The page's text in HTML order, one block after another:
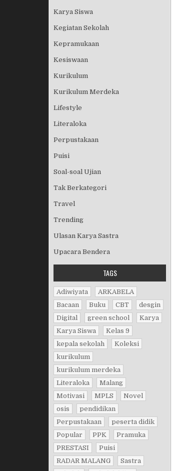
Karya Siswa
Kegiatan Sekolah
Kepramukaan
Kesiswaan
Kurikulum
Kurikulum Merdeka
Lifestyle
Literaloka
Perpustakaan
Puisi
Soal-soal Ujian
Tak Berkategori
Travel
Trending
Ulasan Karya Sastra
Upacara Bendera
TAGS
Adiwiyata
ARKABELA
Bacaan
Buku CBT
desgin
Digital
green school
Karya
Karya Siswa
Kelas 9
kepala sekolah
Koleksi
kurikulum
kurikulum merdeka
Literaloka
Malang
Motivasi
MPLS
Novel
osis
pendidikan
Perpustakaan
peserta didik
Popular
PPK
Pramuka
PRESTASI
Puisi
RADAR MALANG
Sastra